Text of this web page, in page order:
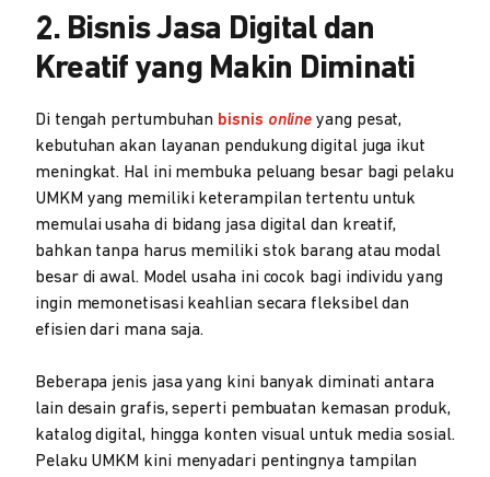
2. Bisnis Jasa Digital dan
Kreatif yang Makin Diminati
Di tengah pertumbuhan bisnis online yang pesat,
kebutuhan akan layanan pendukung digital juga ikut
meningkat. Hal ini membuka peluang besar bagi pelaku
UMKM yang memiliki keterampilan tertentu untuk
memulai usaha di bidang jasa digital dan kreatif,
bahkan tanpa harus memiliki stok barang atau modal
besar di awal. Model usaha ini cocok bagi individu yang
ingin memonetisasi keahlian secara fleksibel dan
efisien dari mana saja.
Beberapa jenis jasa yang kini banyak diminati antara
lain desain grafis, seperti pembuatan kemasan produk,
katalog digital, hingga konten visual untuk media sosial.
Pelaku UMKM kini menyadari pentingnya tampilan